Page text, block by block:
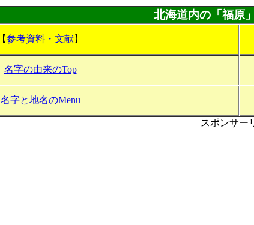
北海道内の「福原
【参考資料・文献】
名字の由来のTop
名字と地名のMenu
スポンサー